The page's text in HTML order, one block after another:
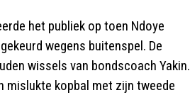
het publiek op toen Ndoye
wegens buitenspel. De
wissels van bondscoach Yakin.
mislukte kopbal met zijn tweede